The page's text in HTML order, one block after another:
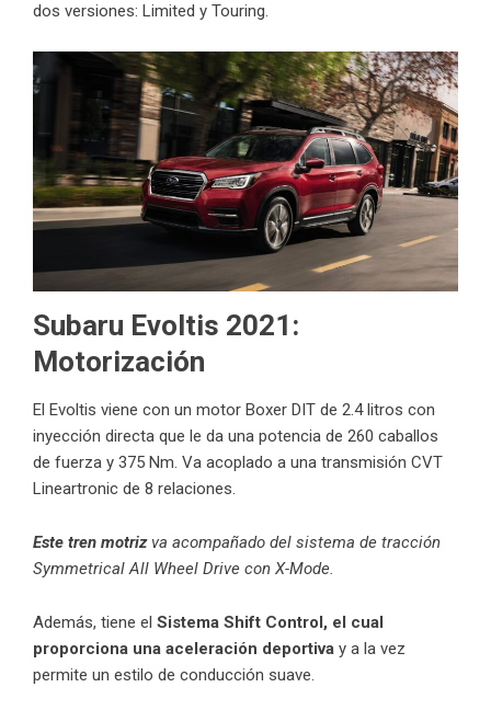
dos versiones: Limited y Touring.
Subaru Evoltis 2021:
Motorización
El Evoltis viene con un motor Boxer DIT de 2.4 litros con
inyección directa que le da una potencia de 260 caballos
de fuerza y 375 Nm. Va acoplado a una transmisión CVT
Lineartronic de 8 relaciones.
Este tren motriz va acompañado del sistema de tracción
Symmetrical All Wheel Drive con X-Mode.
Además, tiene el Sistema Shift Control, el cual
proporciona una aceleración deportiva y a la vez
permite un estilo de conducción suave.